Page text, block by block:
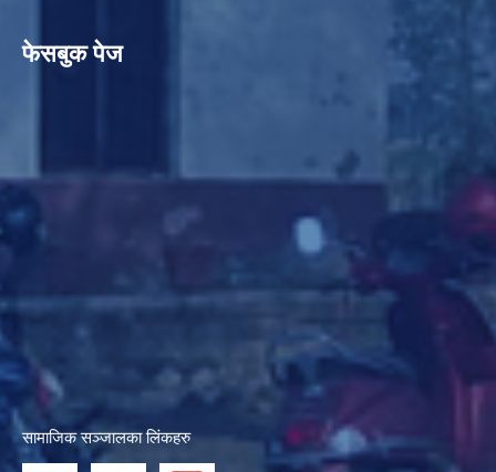
फेसबुक पेज
सामाजिक सञ्जालका लिंकहरु